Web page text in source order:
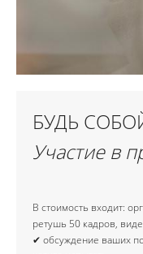
БУДЬ
Участие в
В стоимость входит:
ретушь 50 кадров,
✔ обсуждение ваших